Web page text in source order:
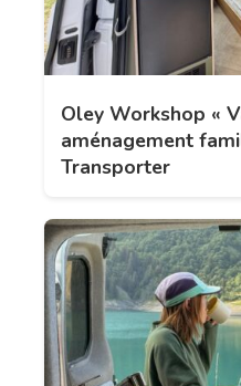
Oley Workshop «
aménagement
Transporter